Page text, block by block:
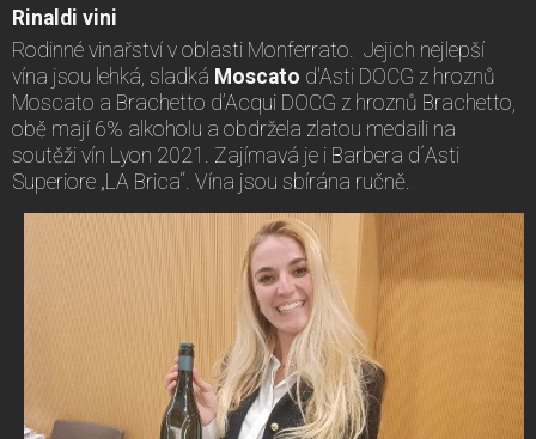
Rinaldi vini
Rodinné vinařství v oblasti Monferrato. Jejich nejlepší
vína jsou lehká, sladká Moscato d'Asti DOCG z hroznů
Moscato a Brachetto d’Acqui DOCG z hroznů Brachetto,
obě mají 6% alkoholu a obdržela zlatou medaili na
soutěži vín Lyon 2021. Zajímavá je i Barbera d´Asti
Superiore „LA Brica“. Vína jsou sbírána ručně.